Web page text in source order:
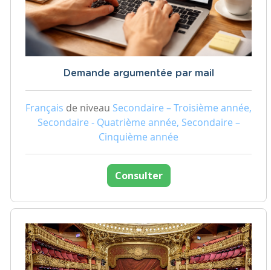
Demande argumentée par mail
Français de niveau Secondaire – Troisième année,
Secondaire - Quatrième année, Secondaire –
Cinquième année
Consulter